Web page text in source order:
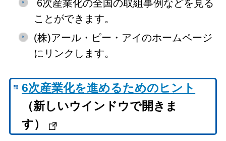
6次産業化の全国の取組事例などを見る
ことができます。
(株)アール・ピー・アイのホームページ
にリンクします。
6次産業化を進めるためのヒント
（新しいウインドウで開きま
す）